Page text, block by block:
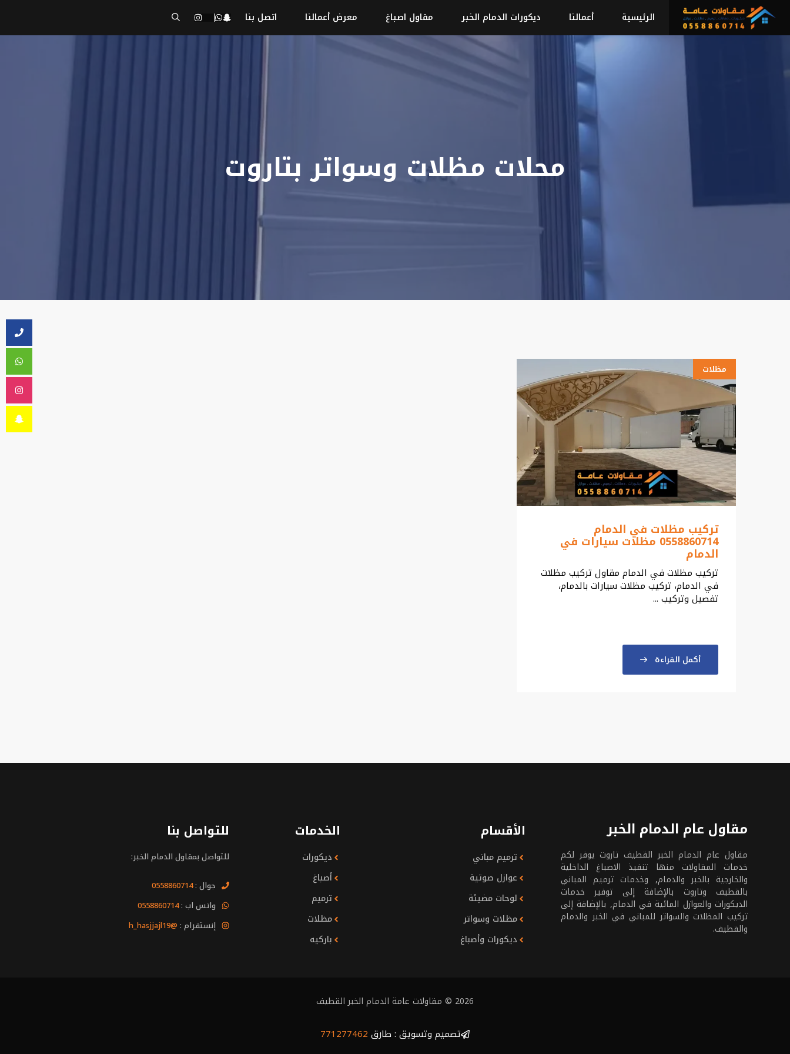
المحتوى
الرئيسية أعمالنا ديكورات الدمام الخبر مقاول اصباغ معرض أعمالنا اتصل بنا
محلات مظلات وسواتر بتاروت
مظلات
تركيب مظلات في الدمام
0558860714 مظلات سيارات في
الدمام
تركيب مظلات في الدمام مقاول تركيب مظلات
في الدمام، تركيب مظلات سيارات بالدمام،
تفصيل وتركيب ...
أكمل القراءة
مقاول عام الدمام الخبر
مقاول عام الدمام الخبر القطيف تاروت يوفر لكم
خدمات المقاولات منها تنفيذ الاصباغ الداخلية
والخارجية بالخبر والدمام, وخدمات ترميم المباني
بالقطيف وتاروت بالإضافة إلى توفير خدمات
الديكورات والعوازل المائية في الدمام, بالإضافة إلى
تركيب المظلات والسواتر للمباني في الخبر والدمام
والقطيف.
الأقسام
ترميم مباني
عوازل صوتية
لوحات مضيئة
مظلات وسواتر
ديكورات وأصباغ
الخدمات
ديكورات
أصباغ
ترميم
مظلات
باركيه
للتواصل بنا
للتواصل بمقاول الدمام الخبر:
جوال :0558860714
واتس اب :0558860714
إنستقرام : @h_hasjjajl19
2026 © مقاولات عامة الدمام الخبر القطيف
تصميم وتسويق : طارق 771277462